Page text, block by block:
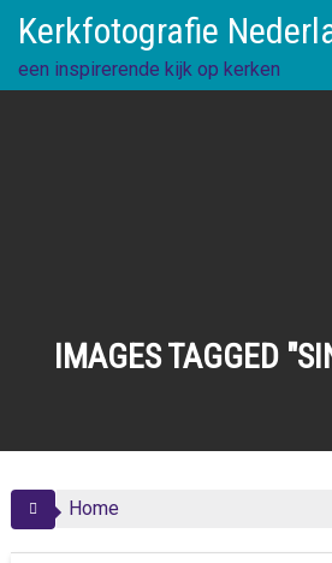
content
Kerkfotografie
een inspirerende kijk op kerken
IMAGES TAGGED
Home